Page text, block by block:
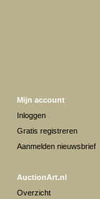
Mijn account
Inloggen
Gratis registreren
Aanmelden nieuwsbrief
AuctionArt.nl
Overzicht